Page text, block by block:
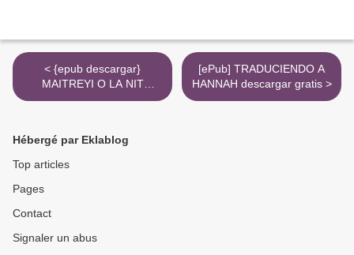
< {epub descargar}
MAITREYI O LA NIT
BENGALI
[ePub] TRADUCIENDO A
HANNAH descargar gratis >
Hébergé par Eklablog
Top articles
Pages
Contact
Signaler un abus